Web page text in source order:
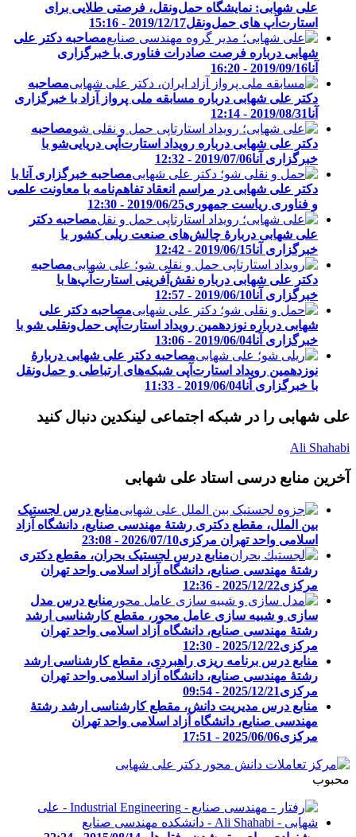
علی شهابی: نمایشگاه حمل‌ونقل، فرصتی طلایی برای
استارت‌آپ های حمل‌ونقل2019/12/17 - 15:16
مصاحبه دکتر علی
شهابی درباره فرصت صادرات فناوری با خبرگزاری
آنا2019/09/16 - 16:20
مصاحبه
دکتر علی شهابی درباره مسابقه ملی پرواز آزاد با خبرگزاری
آنا2019/08/31 - 12:14
مصاحبه
دکتر علی شهابی درباره رویداد استارت‌آپی دریایی‌شو با
خبرگزاری آنا2019/07/06 - 12:32
مصاحبه خبرگزاری آنا با
دکتر علی شهابی در مراسم انعقاد تفاهم‌نامه با معاونت علمی
و فناوری ریاست جمهوری2019/06/25 - 12:30
مصاحبه دکتر
علی شهابی دربارۀ چالش‌های صنعت ریلی کشور با
خبرگزاری آنا2019/06/15 - 12:42
مصاحبه
دکتر علی شهابی درباره نقش‌آفرینی استارت‌آپ‌ها با
خبرگزاری آنا2019/06/10 - 12:57
مصاحبه دکتر علی
شهابی درباره نوزدهمین رویداد استارت‌آپی حمل‌ونقلی شو با
خبرگزاری آنا2019/06/04 - 13:06
مصاحبه دکتر علی شهابی دربارۀ
نوزدهمین رویداد استارت‌آپی شبکه‌های ارتباطی و حمل‌ونقل
با خبرگزاری آنا2019/06/04 - 11:33
علی شهابی را در شبکه اجتماعی لینکدین دنبال کنید
Ali Shahabi
آخرین منابع درسی استاد علی شهابی
منابع درس لجستیک
بین الملل، مقطع دکتری رشتۀ مهندسی صنایع، دانشگاه آزاد
اسلامی واحد تهران مرکزی2026/07/10 - 23:08
منابع درس لجستیک بحران، مقطع دکتری
رشتۀ مهندسی صنایع، دانشگاه آزاد اسلامی واحد تهران
مرکزی2025/12/22 - 12:36
منابع درس مدل
سازی و شبیه سازی عامل محور، مقطع کارشناسی ارشد
رشتۀ مهندسی صنایع، دانشگاه آزاد اسلامی واحد تهران
مرکزی2025/12/22 - 12:30
منابع درس برنامه ریزی راهبردی، مقطع کارشناسی ارشد
رشتۀ مهندسی صنایع، دانشگاه آزاد اسلامی واحد تهران
مرکزی2025/12/21 - 09:54
منابع درس مدیریت دانش، مقطع کارشناسی ارشد رشتۀ
مهندسی صنایع، دانشگاه آزاد اسلامی واحد تهران
مرکزی2025/06/06 - 17:51
محبوب